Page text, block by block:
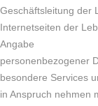
Geschäftsleitung der
Internetseiten der
Angabe
personenbezogener
besondere Services
in Anspruch nehmen